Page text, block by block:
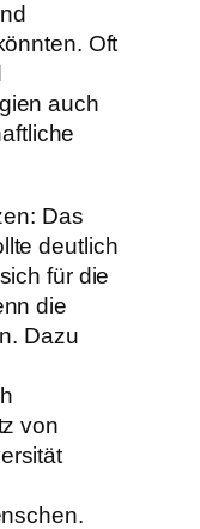
Oft
auch
Das
deutlich
für die
die
Dazu
von